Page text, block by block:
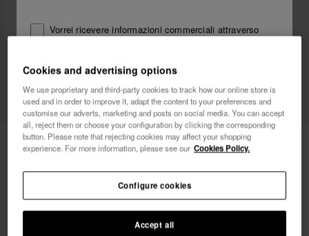
Havaianas Calzini
Vorrei ricevere informazioni commerciali attraverso
voglio un 10% di sconto
Cookies and advertising options
We use proprietary and third-party cookies to track how our online store is
used and in order to improve it, adapt the content to your preferences and
customise our adverts, marketing and posts on social media. You can accept
all, reject them or choose your configuration by clicking the corresponding
button. Please note that rejecting cookies may affect your shopping
experience. For more information, please see our Cookies Policy.
Accept all
Configure cookies